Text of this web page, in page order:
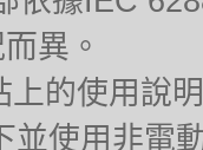
異。
上的使用說
並使用非電